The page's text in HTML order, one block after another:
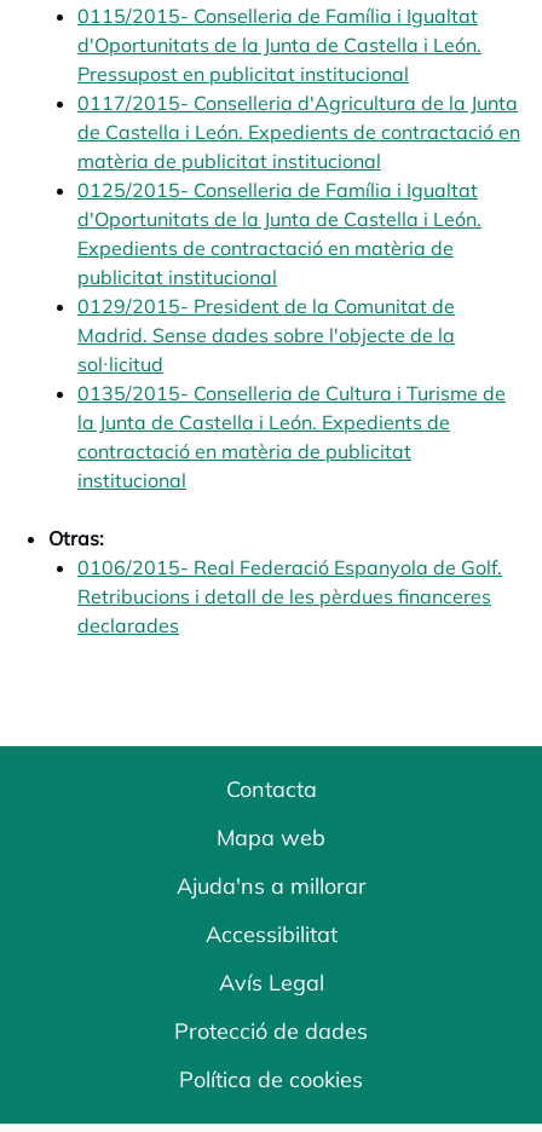
0115/2015- Conselleria de Família i Igualtat
d'Oportunitats de la Junta de Castella i León.
Pressupost en publicitat institucional
0117/2015- Conselleria d'Agricultura de la Junta
de Castella i León. Expedients de contractació en
matèria de publicitat institucional
0125/2015- Conselleria de Família i Igualtat
d'Oportunitats de la Junta de Castella i León.
Expedients de contractació en matèria de
publicitat institucional
0129/2015- President de la Comunitat de
Madrid. Sense dades sobre l'objecte de la
sol·licitud
0135/2015- Conselleria de Cultura i Turisme de
la Junta de Castella i León. Expedients de
contractació en matèria de publicitat
institucional
Otras:
0106/2015- Real Federació Espanyola de Golf.
Retribucions i detall de les pèrdues financeres
declarades
Contacta
Mapa web
Ajuda'ns a millorar
Accessibilitat
Avís Legal
Protecció de dades
Política de cookies